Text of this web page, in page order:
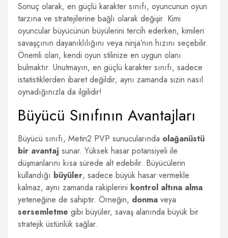
Sonuç olarak, en güçlü karakter sınıfı, oyuncunun oyun
tarzına ve stratejilerine bağlı olarak değişir. Kimi
oyuncular büyücünün büyülerini tercih ederken, kimileri
savaşçının dayanıklılığını veya ninja’nın hızını seçebilir.
Önemli olan, kendi oyun stilinize en uygun olanı
bulmaktır. Unutmayın, en güçlü karakter sınıfı, sadece
istatistiklerden ibaret değildir; aynı zamanda sizin nasıl
oynadığınızla da ilgilidir!
Büyücü Sınıfının Avantajları
Büyücü sınıfı, Metin2 PVP sunucularında olağanüstü
bir avantaj sunar. Yüksek hasar potansiyeli ile
düşmanlarını kısa sürede alt edebilir. Büyücülerin
kullandığı büyüler, sadece büyük hasar vermekle
kalmaz, aynı zamanda rakiplerini kontrol altına alma
yeteneğine de sahiptir. Örneğin, donma veya
sersemletme gibi büyüler, savaş alanında büyük bir
stratejik üstünlük sağlar.